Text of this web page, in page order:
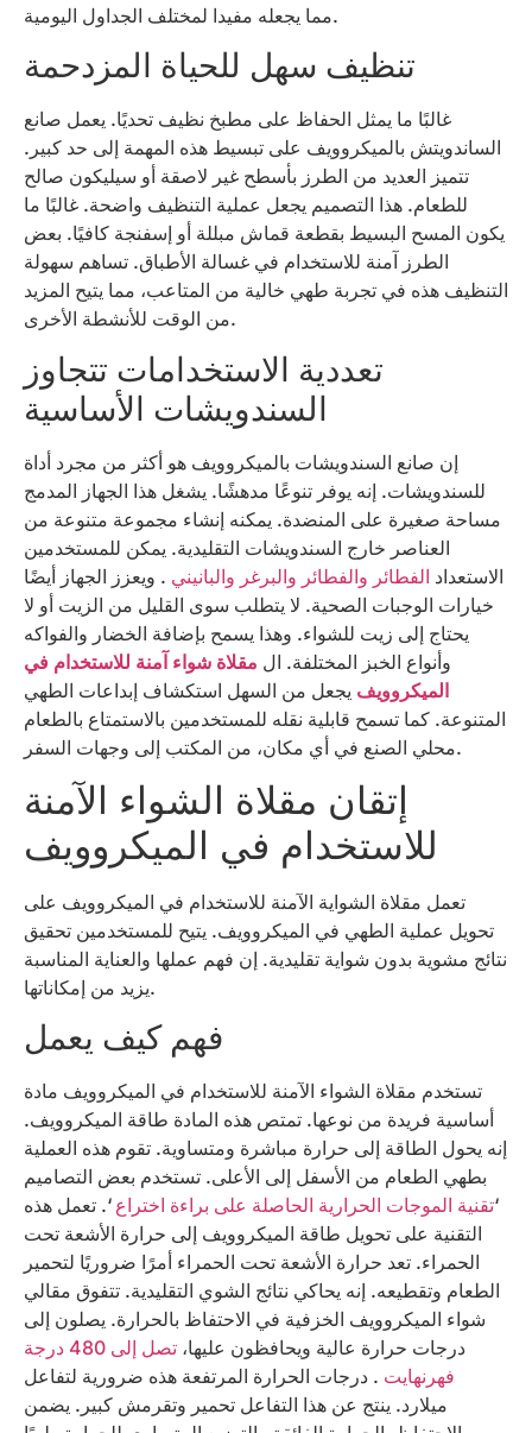
مما يجعله مفيدا لمختلف الجداول اليومية.
تنظيف سهل للحياة المزدحمة
غالبًا ما يمثل الحفاظ على مطبخ نظيف تحديًا. يعمل صانع
الساندويتش بالميكروويف على تبسيط هذه المهمة إلى حد كبير.
تتميز العديد من الطرز بأسطح غير لاصقة أو سيليكون صالح
للطعام. هذا التصميم يجعل عملية التنظيف واضحة. غالبًا ما
يكون المسح البسيط بقطعة قماش مبللة أو إسفنجة كافيًا. بعض
الطرز آمنة للاستخدام في غسالة الأطباق. تساهم سهولة
التنظيف هذه في تجربة طهي خالية من المتاعب، مما يتيح المزيد
من الوقت للأنشطة الأخرى.
تعددية الاستخدامات تتجاوز
السندويشات الأساسية
إن صانع السندويشات بالميكروويف هو أكثر من مجرد أداة
للسندويشات. إنه يوفر تنوعًا مدهشًا. يشغل هذا الجهاز المدمج
مساحة صغيرة على المنضدة. يمكنه إنشاء مجموعة متنوعة من
العناصر خارج السندويشات التقليدية. يمكن للمستخدمين
الاستعداد الفطائر والفطائر والبرغر والبانيني . ويعزز الجهاز أيضًا
خيارات الوجبات الصحية. لا يتطلب سوى القليل من الزيت أو لا
يحتاج إلى زيت للشواء. وهذا يسمح بإضافة الخضار والفواكه
وأنواع الخبز المختلفة. ال مقلاة شواء آمنة للاستخدام في
الميكروويف يجعل من السهل استكشاف إبداعات الطهي
المتنوعة. كما تسمح قابلية نقله للمستخدمين بالاستمتاع بالطعام
محلي الصنع في أي مكان، من المكتب إلى وجهات السفر.
إتقان مقلاة الشواء الآمنة
للاستخدام في الميكروويف
تعمل مقلاة الشواية الآمنة للاستخدام في الميكروويف على
تحويل عملية الطهي في الميكروويف. يتيح للمستخدمين تحقيق
نتائج مشوية بدون شواية تقليدية. إن فهم عملها والعناية المناسبة
يزيد من إمكاناتها.
فهم كيف يعمل
تستخدم مقلاة الشواء الآمنة للاستخدام في الميكروويف مادة
أساسية فريدة من نوعها. تمتص هذه المادة طاقة الميكروويف.
إنه يحول الطاقة إلى حرارة مباشرة ومتساوية. تقوم هذه العملية
بطهي الطعام من الأسفل إلى الأعلى. تستخدم بعض التصاميم
‘تقنية الموجات الحرارية الحاصلة على براءة اختراع‘. تعمل هذه
التقنية على تحويل طاقة الميكروويف إلى حرارة الأشعة تحت
الحمراء. تعد حرارة الأشعة تحت الحمراء أمرًا ضروريًا لتحمير
الطعام وتقطيعه. إنه يحاكي نتائج الشوي التقليدية. تتفوق مقالي
شواء الميكروويف الخزفية في الاحتفاظ بالحرارة. يصلون إلى
درجات حرارة عالية ويحافظون عليها،
تصل إلى 480 درجة
فهرنهايت . درجات الحرارة المرتفعة هذه ضرورية لتفاعل
ميلارد. ينتج عن هذا التفاعل تحمير وتقرمش كبير. يضمن